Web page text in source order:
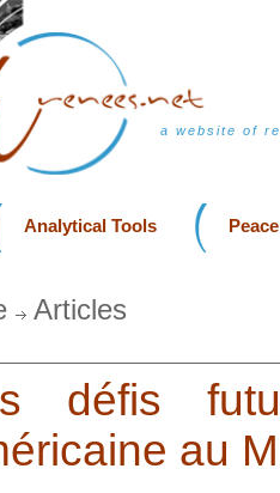
a website of
Analytical Tools
Articles
défis
au